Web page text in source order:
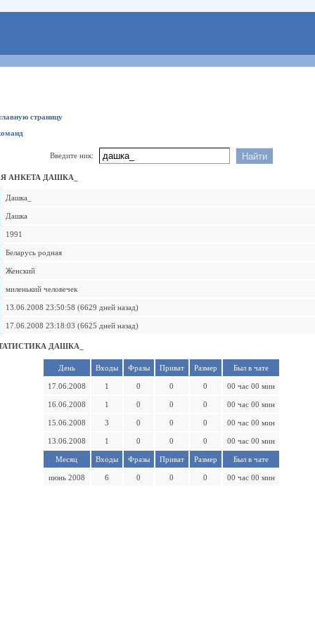
страницу
Введите ник:
АНКЕТА ДАШКА_
Дашка_
Дашка
1991
Беларусь родная
Женский
миленький человечек
13.06.2008 23:50:58 (6629 дней назад)
17.06.2008 23:18:03 (6625 дней назад)
ДАШКА_
День Входы Фразы Приват Размер Был в чате
17.06.2008 1 0 0 0 00 час 00 мин
16.06.2008 1 0 0 0 00 час 00 мин
15.06.2008 3 0 0 0 00 час 00 мин
13.06.2008 1 0 0 0 00 час 00 мин
Месяц Входы Фразы Приват Размер Был в чате
июнь 2008 6 0 0 0 00 час 00 мин